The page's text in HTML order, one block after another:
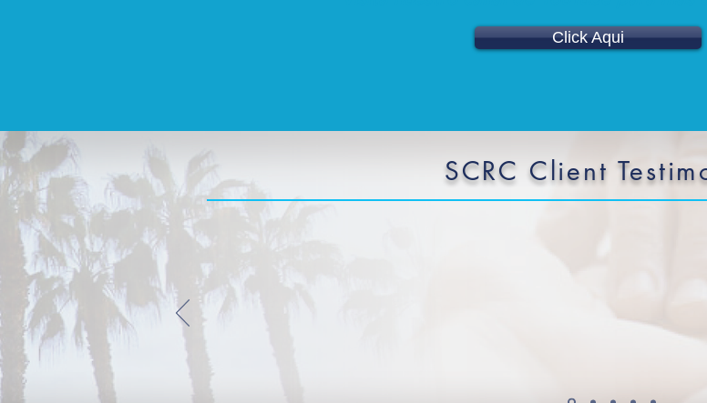
Click Aqui
SCRC Client
“It’s an honor to be a caregiver and you want to be the best. But you
and as the caregiver; you go on that journey with them. There’s no
things, especially when things are constantly changing. It’s wonderful to